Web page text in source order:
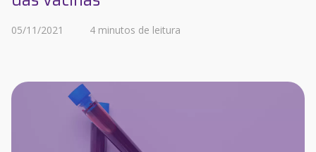
05/11/2021 4 minutos de leitura